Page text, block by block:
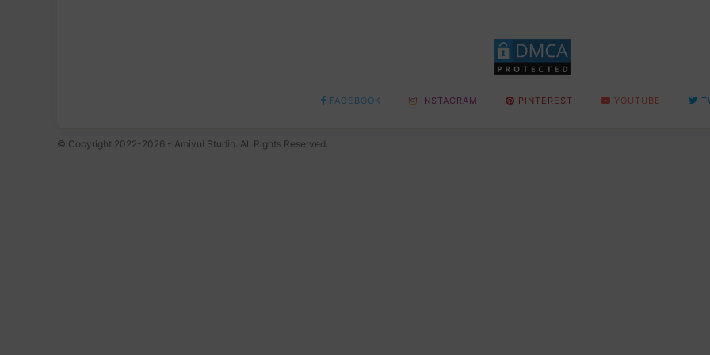
FACEBOOK INSTAGRAM PINTEREST YOUTUBE
© Copyright 2022-2026 - Amivui Studio. All Rights Reserved.